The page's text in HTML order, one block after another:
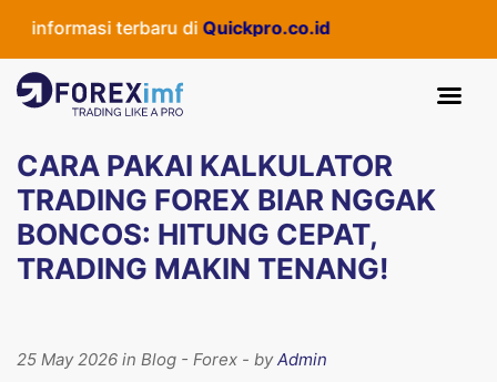
terbaru diQuickpro.co.id
CARA PAKAI KALKULATOR
TRADING FOREX BIAR NGGAK
BONCOS: HITUNG CEPAT,
TRADING MAKIN TENANG!
25 May 2026 in Blog - Forex - byAdmin